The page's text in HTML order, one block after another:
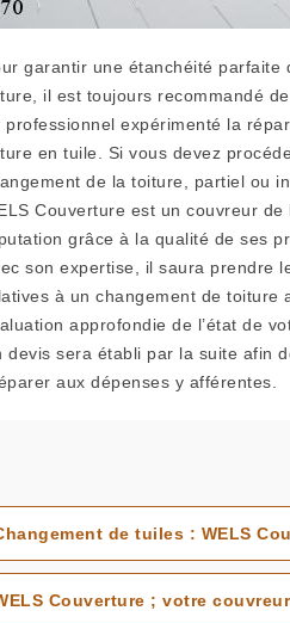
garantir une étanchéité parfaite
il est toujours recommandé
professionnel expérimenté la
en tuile. Si vous devez
de la toiture, partiel ou
Couverture est un couvreur de
grâce à la qualité de ses
son expertise, il saura prendre
à un changement de toiture
approfondie de l’état de
devis sera établi par la suite afin
aux dépenses y afférentes.
de tuiles : WELS
Couverture ; votre